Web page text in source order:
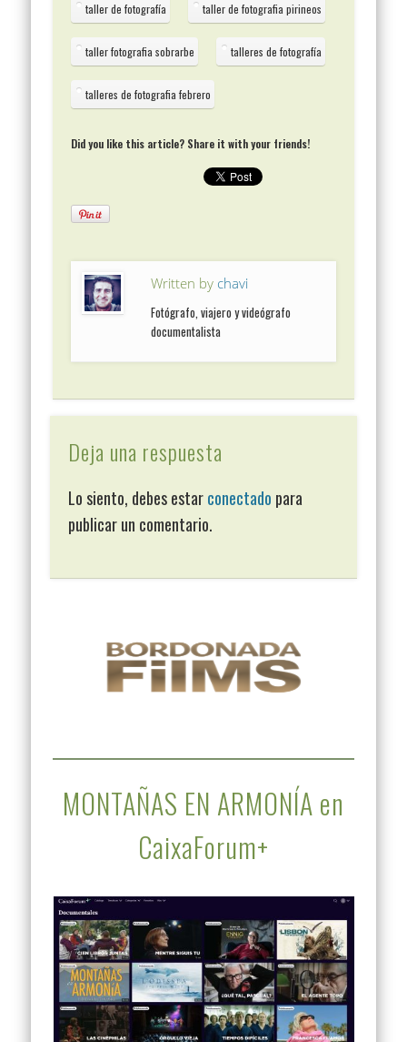
taller de fotografía taller de fotografia pirineos
taller fotografia sobrarbe talleres de fotografía
talleres de fotografia febrero
Did you like this article? Share it with your friends!
Written by chavi
Fotógrafo, viajero y videógrafo
documentalista
Deja una respuesta
Lo siento, debes estarconectado para
publicar un comentario.
MONTAÑAS EN ARMONÍA en
CaixaForum+